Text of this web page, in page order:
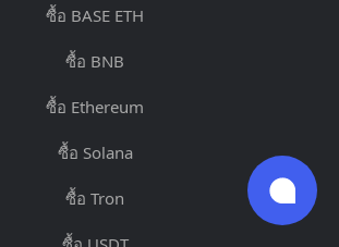
ซื้อ BASE ETH
ซื้อ BNB
ซื้อ Ethereum
ซื้อ Solana
ซื้อ Tron